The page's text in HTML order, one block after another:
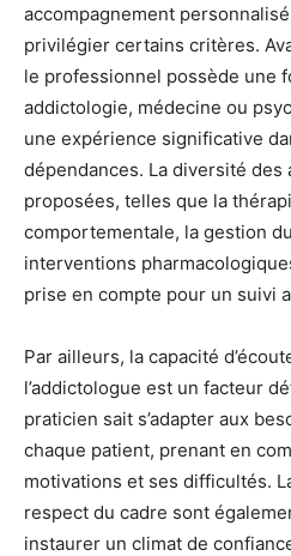
accompagnement
privilégier certains critères.
le professionnel possède une
addictologie, médecine ou
une expérience significative
dépendances. La diversité
proposées, telles que la
comportementale, la gestion
interventions
prise en compte pour un suivi
Par ailleurs, la capacité
l’addictologue est un facteur
praticien sait s’adapter aux
chaque patient, prenant en
motivations et ses difficultés.
respect du cadre sont
instaurer un climat de